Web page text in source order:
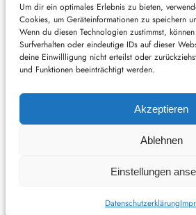
Um dir ein optimales Erlebnis zu bieten,
Cookies, um Geräteinformationen zu speichern
Wenn du diesen Technologien zustimmst,
Surfverhalten oder eindeutige IDs auf dieser
deine Einwillligung nicht erteilst oder
und Funktionen beeinträchtigt werden.
Akzeptieren
Ablehnen
Einstellungen
Datenschutzerklärung
© “Horn & Pipe” Lenz & Dußling
71384 Weinstadt
Tel. 07151 – 4 51 75 ·
USt.-Id.
Datenschutz